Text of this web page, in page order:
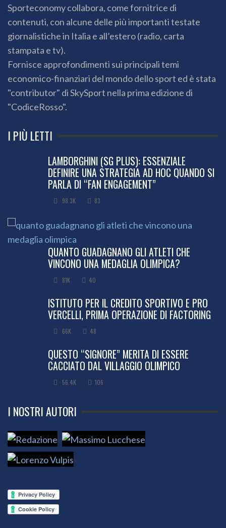
Sporteconomy collabora, come fornitrice di
contenuti, con alcune delle più importanti testate
giornalistiche in Italia e all’estero (radio, carta
stampata e tv).
Fornisce approfondimenti sui principali temi
economico-finanziari del mondo dello sport ed è stata
"contributor" di SkySport nella prima edizione di
"CodiceRosso".
I PIÙ LETTI
LAMBORGHINI (SG PLUS): ESSENZIALE
DEFINIRE UNA STRATEGIA AD HOC QUANDO SI
PARLA DI “FAN ENGAGEMENT”
98.3K 83
QUANTO GUADAGNANO GLI ATLETI CHE
VINCONO UNA MEDAGLIA OLIMPICA?
81K 40
ISTITUTO PER IL CREDITO SPORTIVO E PRO
VERCELLI, PRIMA OPERAZIONE DI FACTORING
66K 48
QUESTO “SIGNORE” MERITA DI ESSERE
CACCIATO DAL VILLAGGIO OLIMPICO
56.4K 106
I NOSTRI AUTORI